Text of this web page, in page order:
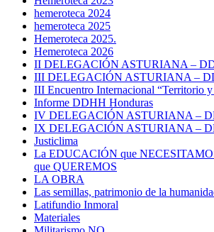
hemeroteca 2024
hemeroteca 2025
Hemeroteca 2025.
Hemeroteca 2026
II DELEGACIÓN ASTURIANA –
III DELEGACIÓN ASTURIANA –
III Encuentro Internacional “Territorio
Informe DDHH Honduras
IV DELEGACIÓN ASTURIANA –
IX DELEGACIÓN ASTURIANA –
Justiclima
La EDUCACIÓN que
que QUEREMOS
LA OBRA
Las semillas, patrimonio de la
Latifundio Inmoral
Materiales